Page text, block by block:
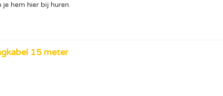
je hem hier bij huren.
15 meter